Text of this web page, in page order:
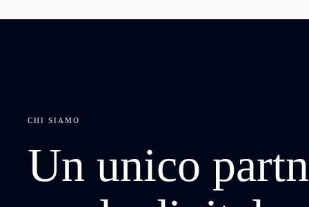
CHI SIAMO
Un unico